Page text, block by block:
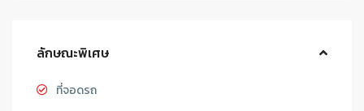
ลักษณะพิเศษ
ที่จอดรถ